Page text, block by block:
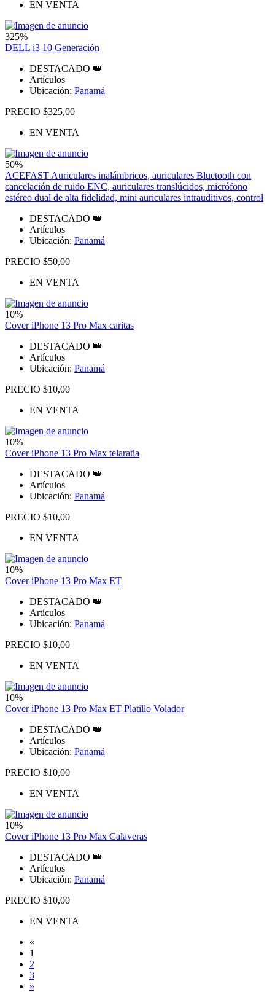
EN VENTA
325%
DELL i3 10 Generación
DESTACADO 👑
Artículos
Ubicación: Panamá
PRECIO $325,00
EN VENTA
50%
ACEFAST Auriculares inalámbricos, auriculares Bluetooth con
cancelación de ruido ENC, auriculares translúcidos, micrófono
estéreo dual de alta fidelidad, mini auriculares intrauditivos, control
DESTACADO 👑
Artículos
Ubicación: Panamá
PRECIO $50,00
EN VENTA
10%
Cover iPhone 13 Pro Max caritas
DESTACADO 👑
Artículos
Ubicación: Panamá
PRECIO $10,00
EN VENTA
10%
Cover iPhone 13 Pro Max telaraña
DESTACADO 👑
Artículos
Ubicación: Panamá
PRECIO $10,00
EN VENTA
10%
Cover iPhone 13 Pro Max ET
DESTACADO 👑
Artículos
Ubicación: Panamá
PRECIO $10,00
EN VENTA
10%
Cover iPhone 13 Pro Max ET Platillo Volador
DESTACADO 👑
Artículos
Ubicación: Panamá
PRECIO $10,00
EN VENTA
10%
Cover iPhone 13 Pro Max Calaveras
DESTACADO 👑
Artículos
Ubicación: Panamá
PRECIO $10,00
EN VENTA
«
1
2
3
»